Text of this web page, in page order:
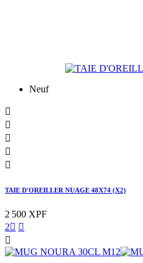
Neuf





TAIE D'OREILLER NUAGE 48X74 (X2)
2 500 XPF
2 
